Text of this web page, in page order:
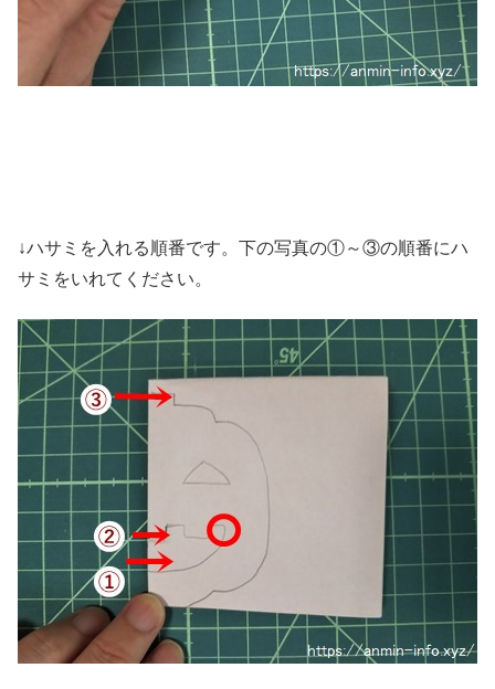
↓ハサミを入れる順番です。下の写真の①～③の順番にハ
サミをいれてください。